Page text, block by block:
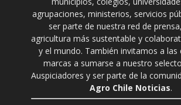
agrupaciones, ministerios, servicios
ser parte de nuestra red de
agricultura más sustentable y
y el mundo. También invitamos a las
marcas a sumarse a nuestro
Auspiciadores y ser parte de la
Agro Chile Noticias.